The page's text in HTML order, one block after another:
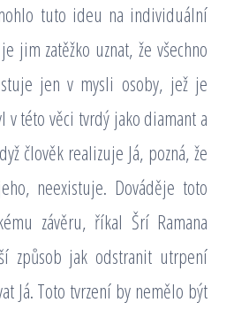
tuto ideu na individuální
jim zatěžko uznat, že všechno
jen v mysli osoby, jež je
v této věci tvrdý jako diamant a
člověk realizuje Já, pozná, že
neexistuje. Dováděje toto
závěru, říkal Šrí Ramana
způsob jak odstranit utrpení
Já. Toto tvrzení by nemělo být